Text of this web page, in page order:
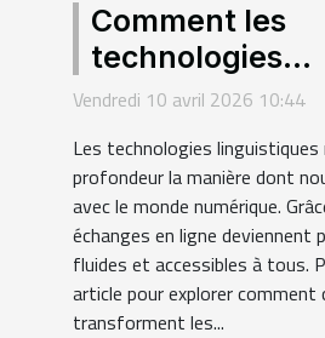
Comment les
technologies
linguistiques
l'interaction
Vendredi 10 avril 2026 10:44
Les technologies
profondeur la manière dont
avec le monde numérique.
échanges en ligne deviennent
fluides et accessibles à tous.
article pour explorer comment
transforment les...